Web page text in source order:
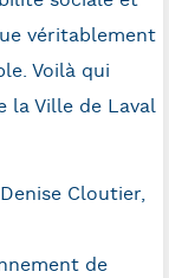
véritablement
Voilà qui
la Ville de Laval
Cloutier,
de